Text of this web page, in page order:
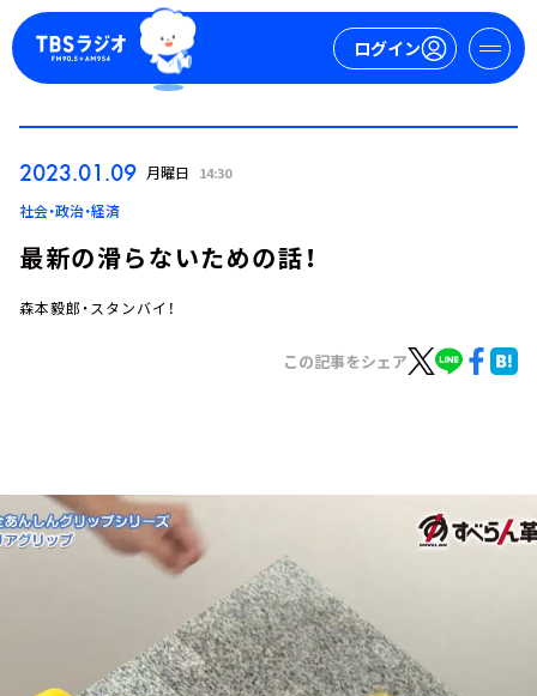
ログイン
トピックス
TBS Podcast
お知らせ
イベント・グッズ
2023.01.09 月曜日 14:30
社会・政治・経済
最新の滑らないための話！
森本毅郎・スタンバイ！
この記事をシェア